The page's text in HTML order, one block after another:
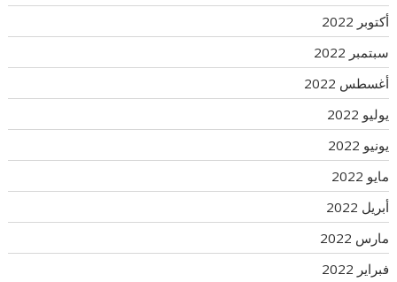
أكتوبر 2022
سبتمبر 2022
أغسطس 2022
يوليو 2022
يونيو 2022
مايو 2022
أبريل 2022
مارس 2022
فبراير 2022